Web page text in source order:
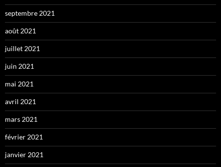
septembre 2021
août 2021
juillet 2021
juin 2021
mai 2021
avril 2021
mars 2021
février 2021
janvier 2021